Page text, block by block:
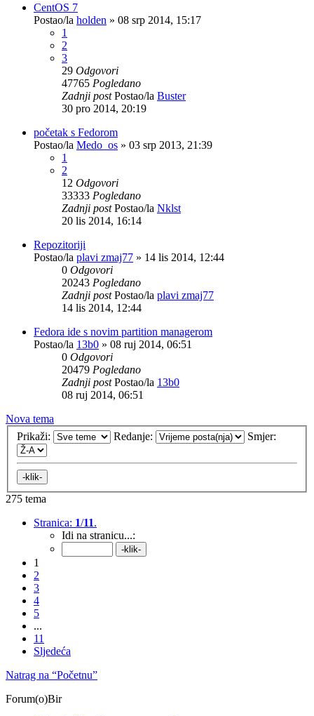
CentOS 7
Postao/la holden » 08 srp 2014, 15:17
1
2
3
29 Odgovori
47765 Pogledano
Zadnji postPostao/la Buster
30 pro 2014, 20:19
početak s Fedorom
Postao/la Medo_os » 03 srp 2013, 21:39
1
2
12 Odgovori
33333 Pogledano
Zadnji postPostao/la Nklst
20 lis 2014, 16:14
Repozitoriji
Postao/la plavi zmaj77 » 14 lis 2014, 12:44
0 Odgovori
20243 Pogledano
Zadnji postPostao/la plavi zmaj77
14 lis 2014, 12:44
Fedora ide s novim partition managerom
Postao/la 13b0 » 08 ruj 2014, 06:51
0 Odgovori
20479 Pogledano
Zadnji postPostao/la 13b0
08 ruj 2014, 06:51
Nova tema
Prikaži:
Redanje: Smjer:
275 tema
Stranica: 1/11.
Idi na stranicu...:
1
2
3
4
5
...
11
Sljedeća
Natrag na “Početnu”
Forum(o)Bir